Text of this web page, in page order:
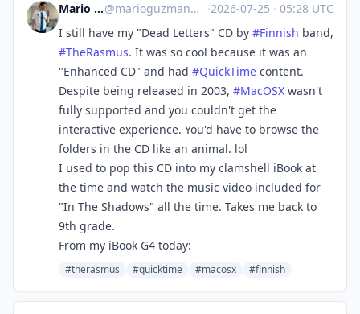
Mario Guzmán@marioguzman@mastodon.social ·2026-07-25 · 05:28 UTC
I still have my "Dead Letters" CD by #Finnish band,
#TheRasmus. It was so cool because it was an
"Enhanced CD" and had #QuickTime content.
Despite being released in 2003, #MacOSX wasn't
fully supported and you couldn't get the
interactive experience. You'd have to browse the
folders in the CD like an animal. lol
I used to pop this CD into my clamshell iBook at
the time and watch the music video included for
"In The Shadows" all the time. Takes me back to
9th grade.
From my iBook G4 today:
#therasmus #quicktime #macosx #finnish